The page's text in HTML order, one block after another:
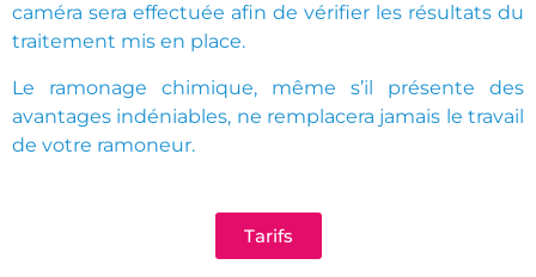
caméra sera effectuée afin de vérifier les résultats du
traitement mis en place.
Le ramonage chimique, même s’il présente des
avantages indéniables, ne remplacera jamais le travail
de votre ramoneur.
Tarifs